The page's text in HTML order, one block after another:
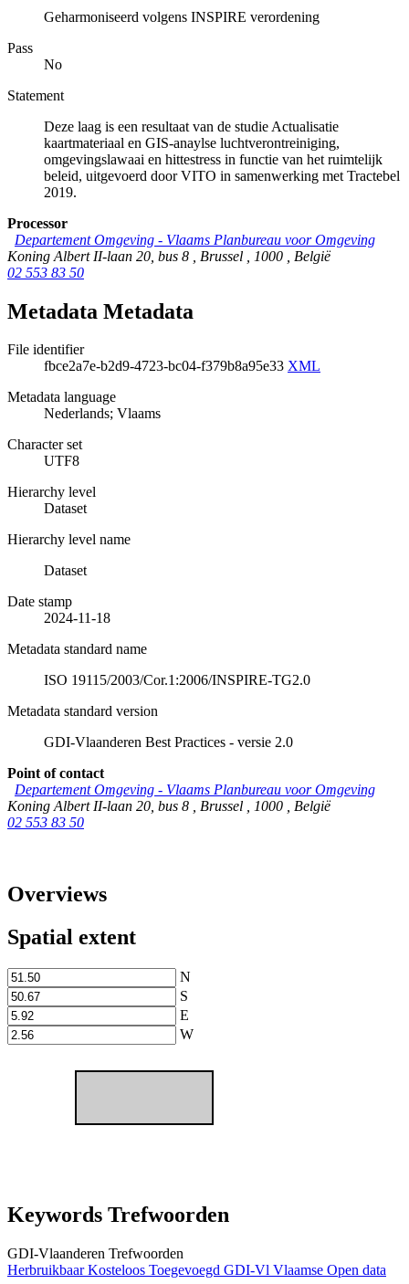
Geharmoniseerd volgens INSPIRE verordening
Pass
No
Statement
Deze laag is een resultaat van de studie Actualisatie
kaartmateriaal en GIS-anaylse luchtverontreiniging,
omgevingslawaai en hittestress in functie van het ruimtelijk
beleid, uitgevoerd door VITO in samenwerking met Tractebel
2019.
Processor
Departement Omgeving - Vlaams Planbureau voor Omgeving
Koning Albert II-laan 20, bus 8
Brussel 1000
België
02 553 83 50
Metadata Metadata
File identifier
fbce2a7e-b2d9-4723-bc04-f379b8a95e33 XML
Metadata language
Nederlands; Vlaams
Character set
UTF8
Hierarchy level
Dataset
Hierarchy level name
Dataset
Date stamp
2024-11-18
Metadata standard name
ISO 19115/2003/Cor.1:2006/INSPIRE-TG2.0
Metadata standard version
GDI-Vlaanderen Best Practices - versie 2.0
Point of contact
Departement Omgeving - Vlaams Planbureau voor Omgeving
Koning Albert II-laan 20, bus 8 , Brussel , 1000 , België
02 553 83 50
Overviews
Spatial extent
N
S
E
W
Keywords Trefwoorden
GDI-Vlaanderen Trefwoorden
Herbruikbaar Kosteloos Toegevoegd GDI-Vl Vlaamse Open data